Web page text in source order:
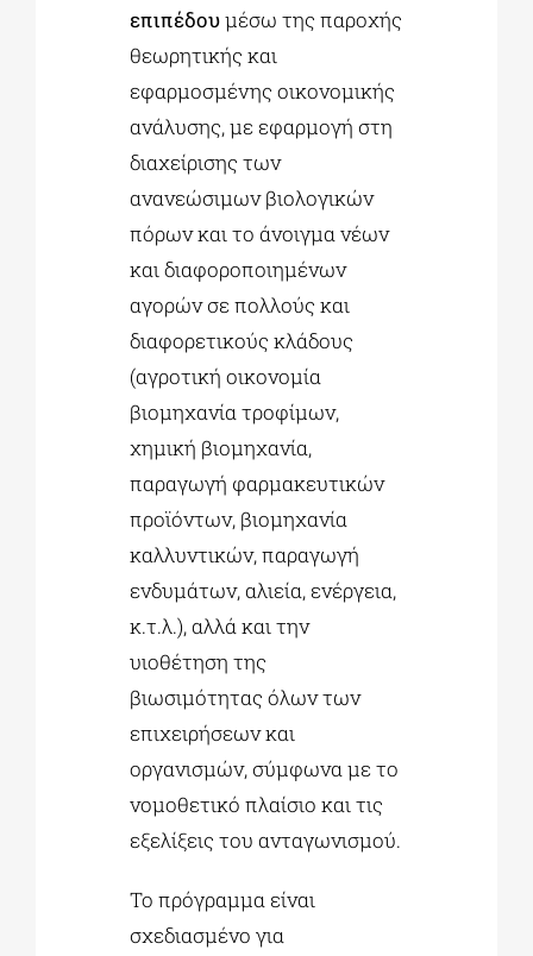
επιπέδουμέσω της παροχής
θεωρητικής και
εφαρμοσμένης οικονομικής
ανάλυσης, με εφαρμογή στη
διαχείρισης των
ανανεώσιμων βιολογικών
πόρων και το άνοιγμα νέων
και διαφοροποιημένων
αγορών σε πολλούς και
διαφορετικούς κλάδους
(αγροτική οικονομία
βιομηχανία τροφίμων,
χημική βιομηχανία,
παραγωγή φαρμακευτικών
προϊόντων, βιομηχανία
καλλυντικών, παραγωγή
ενδυμάτων, αλιεία, ενέργεια,
κ.τ.λ.), αλλά και την
υιοθέτηση της
βιωσιμότητας όλων των
επιχειρήσεων και
οργανισμών, σύμφωνα με το
νομοθετικό πλαίσιο και τις
εξελίξεις του ανταγωνισμού.
Το πρόγραμμα είναι
σχεδιασμένο για